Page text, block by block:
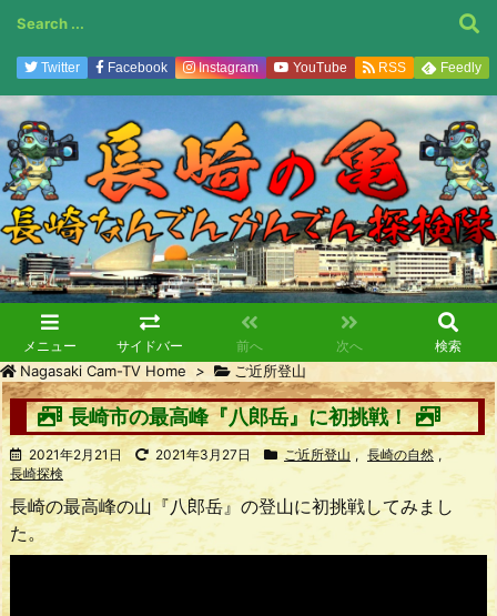
メニュー サイドバー 前へ 次へ 検索
Twitter Facebook Instagram YouTube RSS Feedly
Nagasaki Cam-TV Home > ご近所登山
長崎市の最高峰『八郎岳』に初挑戦！
2021年2月21日 2021年3月27日 ご近所登山 , 長崎の自然 ,
長崎探検
長崎の最高峰の山『八郎岳』の登山に初挑戦してみまし
た。